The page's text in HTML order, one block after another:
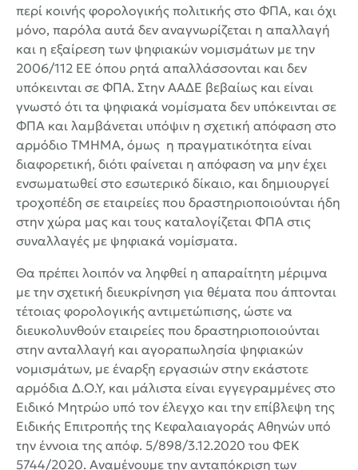
περί κοινής φορολογικής πολιτικής στο ΦΠΑ, και όχι
μόνο, παρόλα αυτά δεν αναγνωρίζεται η απαλλαγή
και η εξαίρεση των ψηφιακών νομισμάτων με την
2006/112 ΕΕ όπου ρητά απαλλάσσονται και δεν
υπόκεινται σε ΦΠΑ. Στην ΑΑΔΕ βεβαίως και είναι
γνωστό ότι τα ψηφιακά νομίσματα δεν υπόκεινται σε
ΦΠΑ και λαμβάνεται υπόψιν η σχετική απόφαση στο
αρμόδιο ΤΜΗΜΑ, όμως η πραγματικότητα είναι
διαφορετική, διότι φαίνεται η απόφαση να μην έχει
ενσωματωθεί στο εσωτερικό δίκαιο, και δημιουργεί
τροχοπέδη σε εταιρείες που δραστηριοποιούνται ήδη
στην χώρα μας και τους καταλογίζεται ΦΠΑ στις
συναλλαγές με ψηφιακά νομίσματα.
Θα πρέπει λοιπόν να ληφθεί η απαραίτητη μέριμνα
με την σχετική διευκρίνηση για θέματα που άπτονται
τέτοιας φορολογικής αντιμετώπισης, ώστε να
διευκολυνθούν εταιρείες που δραστηριοποιούνται
στην ανταλλαγή και αγοραπωλησία ψηφιακών
νομισμάτων, με έναρξη εργασιών στην εκάστοτε
αρμόδια Δ.Ο.Υ, και μάλιστα είναι εγγεγραμμένες στο
Ειδικό Μητρώο υπό τον έλεγχο και την επίβλεψη της
Ειδικής Επιτροπής της Κεφαλαιαγοράς Αθηνών υπό
την έννοια της απόφ. 5/898/3.12.2020 του ΦΕΚ
5744/2020. Αναμένουμε την ανταπόκριση των